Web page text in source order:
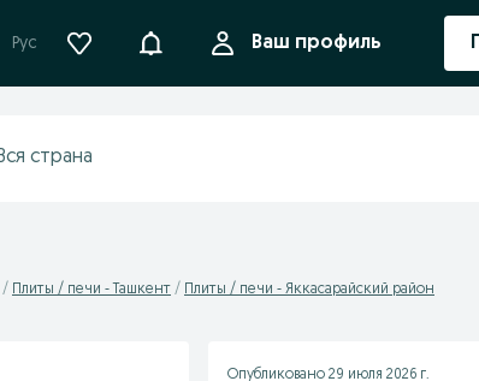
Рус УведомленияВаш профиль
Плиты / печи - Ташкент Плиты / печи - Яккасарайский район
Опубликовано 29 июля 2026 г.